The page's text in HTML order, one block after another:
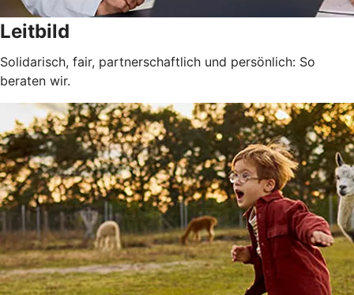
Leitbild
Solidarisch, fair, partnerschaftlich und persönlich: So
beraten wir.